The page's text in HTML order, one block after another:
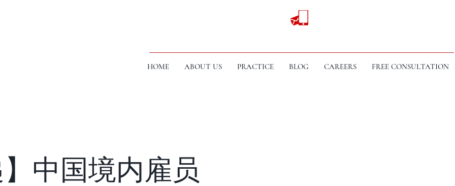
HOME ABOUT US PRACTICE BLOG CAREERS FREE CONSULTATION
中国境内雇员